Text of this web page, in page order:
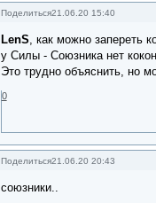
Поделиться21.06.20 15:40
LenS , как можно запереть
у Силы - Союзника нет
Это трудно объяснить, но
0
Поделиться21.06.20 20:43
союзники..